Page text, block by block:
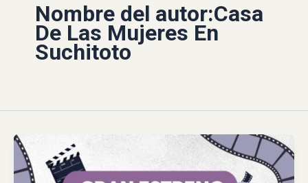
Nombre del autor:Casa
De Las Mujeres En
Suchitoto